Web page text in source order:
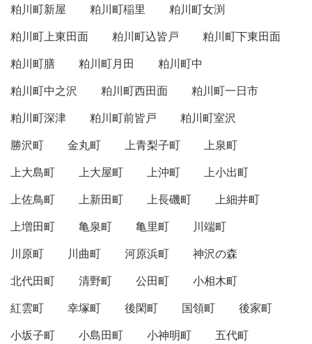
粕川町新屋
粕川町稲里
粕川町女渕
粕川町上東田面
粕川町込皆戸
粕川町下東田面
粕川町膳
粕川町月田
粕川町中
粕川町中之沢
粕川町西田面
粕川町一日市
粕川町深津
粕川町前皆戸
粕川町室沢
勝沢町
金丸町 上青梨子町
上泉町
上大島町
上大屋町 上沖町
上小出町
上佐鳥町
上新田町 上長磯町
上細井町
上増田町
亀泉町 亀里町
川端町
川原町
川曲町 河原浜町
神沢の森
北代田町
清野町 公田町
小相木町
紅雲町
幸塚町 後閑町 国領町
後家町
小坂子町
小島田町 小神明町
五代町